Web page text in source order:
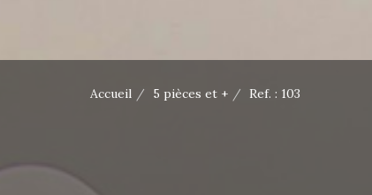
Accueil 5 pièces et + Ref. : 103